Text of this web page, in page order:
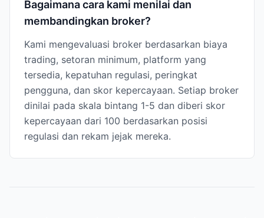
Bagaimana cara kami menilai dan
membandingkan broker?
Kami mengevaluasi broker berdasarkan biaya
trading, setoran minimum, platform yang
tersedia, kepatuhan regulasi, peringkat
pengguna, dan skor kepercayaan. Setiap broker
dinilai pada skala bintang 1-5 dan diberi skor
kepercayaan dari 100 berdasarkan posisi
regulasi dan rekam jejak mereka.